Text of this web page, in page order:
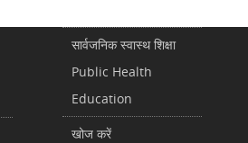
सार्वजनिक स्वास्थ शिक्षा
Public Health
Education
खोज करें